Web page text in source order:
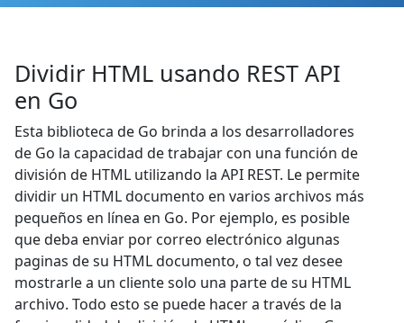
Dividir HTML usando REST API
en Go
Esta biblioteca de Go brinda a los desarrolladores
de Go la capacidad de trabajar con una función de
división de HTML utilizando la API REST. Le permite
dividir un HTML documento en varios archivos más
pequeños en línea en Go. Por ejemplo, es posible
que deba enviar por correo electrónico algunas
paginas de su HTML documento, o tal vez desee
mostrarle a un cliente solo una parte de su HTML
archivo. Todo esto se puede hacer a través de la